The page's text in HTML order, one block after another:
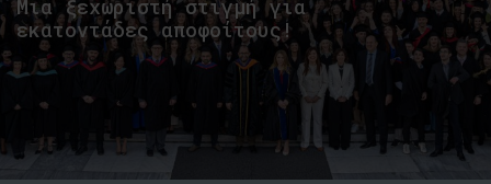
Μια ξεχωριστή στιγμή για
εκατοντάδες αποφοίτους!